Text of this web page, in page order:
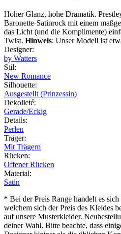
Hoher Glanz, hohe Dramatik.
Baronette-Satinrock mit einem
das Licht (und die Komplimente)
Twist. Hinweis: Unser Modell ist
Designer:
by Watters
Stil:
New Romance
Silhouette:
Ausgestellt (Prinzessin)
Dekolleté:
Gerade/Eckig
Details:
Perlen
Träger:
Mit Trägern
Rücken:
Offener Rücken
Material:
Satin
* Bei der Preis Range handelt es
welchem sich der Preis des Kleides
auf unsere Musterkleider.
deiner Wahl. Bitte beachte, dass